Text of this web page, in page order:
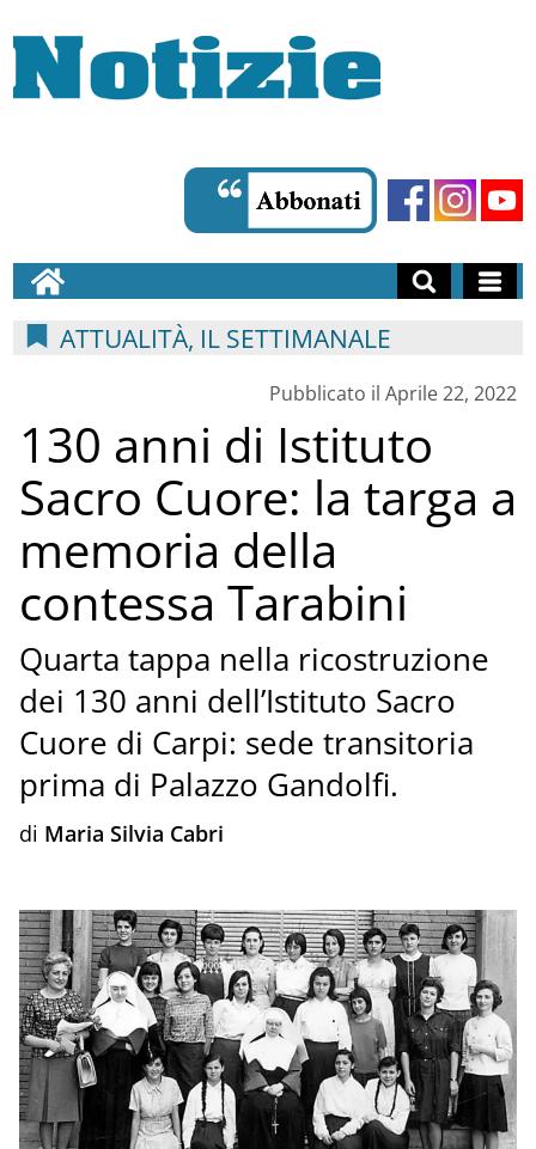
ATTUALITÀ, IL SETTIMANALE
Pubblicato il Aprile 22, 2022
130 anni di Istituto
Sacro Cuore: la targa a
memoria della
contessa Tarabini
Quarta tappa nella ricostruzione
dei 130 anni dell’Istituto Sacro
Cuore di Carpi: sede transitoria
prima di Palazzo Gandolfi.
di Maria Silvia Cabri